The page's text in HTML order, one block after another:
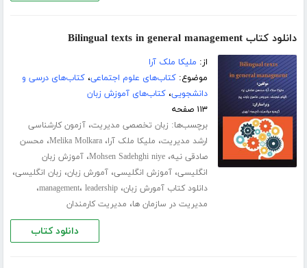
دانلود کتاب Bilingual texts in general management
از: ملیکا ملک آرا
موضوع:کتاب‌های علوم اجتماعی،کتاب‌های درسی و
دانشجویی،کتاب‌های آموزش زبان
۱۱۳ صفحه
برچسب‌ها: زبان تخصصی مدیریت،آزمون کارشناسی
ارشد مدیریت، ملیکا ملک آرا،Melika Molkara، محسن
صادقی نیه،Mohsen Sadehghi niye،آموزش زبان
انگلیسی،آموزش انگلیسی،آمورش زبان، زبان انگلیسی،
دانلود کتاب آمورش زبان، management، leadership ،
مدیریت در سازمان ها، مدیریت کارمندان
دانلود کتاب